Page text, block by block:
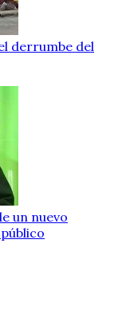
derrumbe del
un nuevo